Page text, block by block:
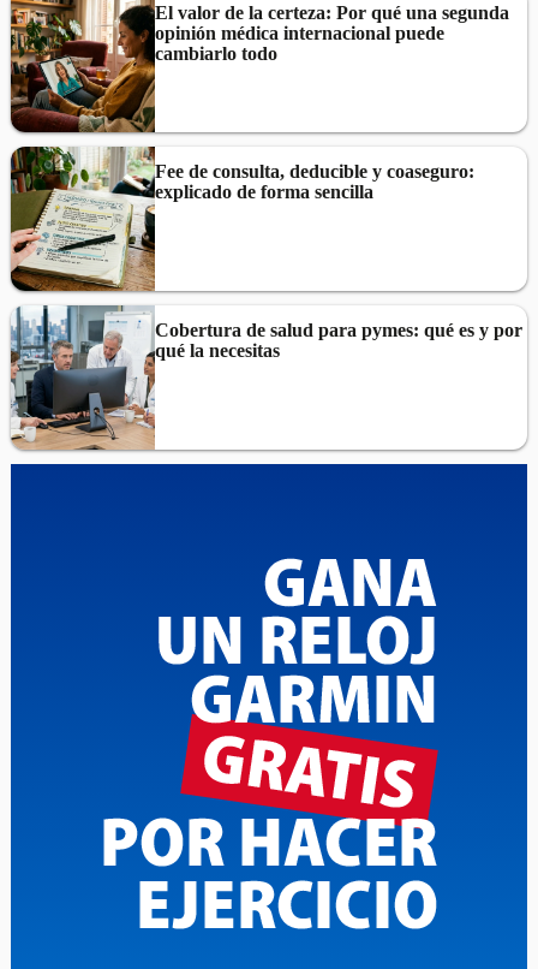
El valor de la certeza: Por qué una segunda
opinión médica internacional puede
cambiarlo todo
Fee de consulta, deducible y coaseguro:
explicado de forma sencilla
Cobertura de salud para pymes: qué es y por
qué la necesitas